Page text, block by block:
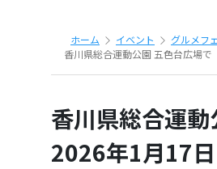
ホーム イベント
グルメフ
香川県総合運動公園 五色台広場
香川県総合運
2026年1月17